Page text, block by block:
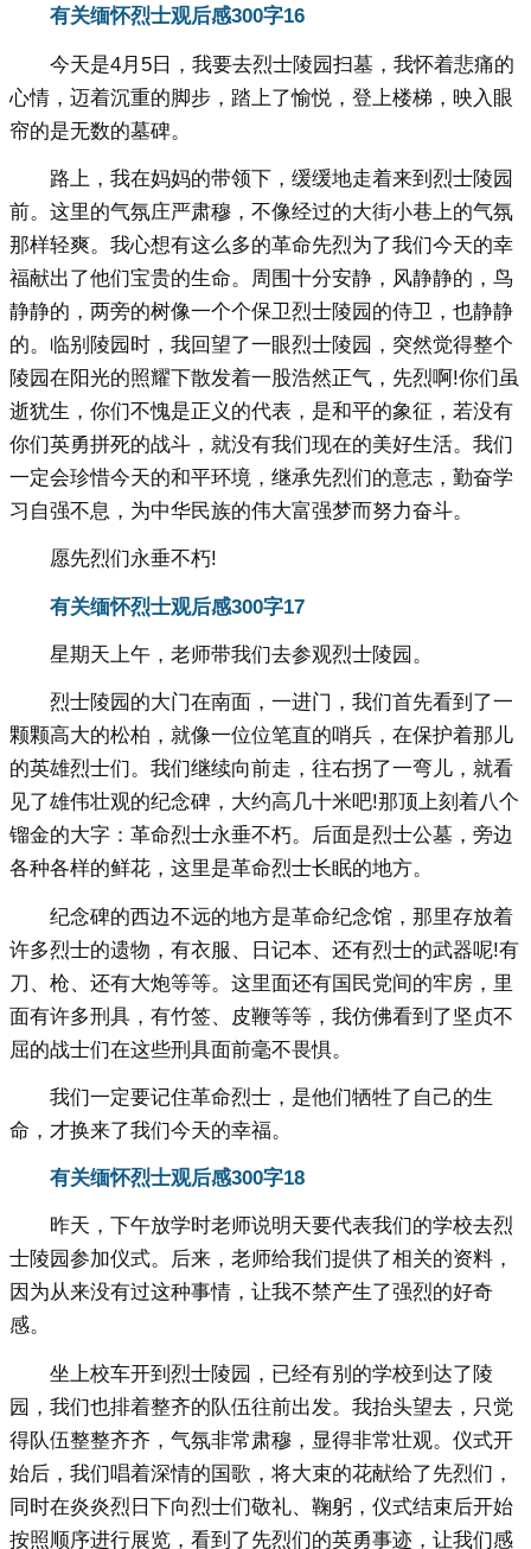
有关缅怀烈士观后感300字16
今天是4月5日，我要去烈士陵园扫墓，我怀着悲痛的
心情，迈着沉重的脚步，踏上了愉悦，登上楼梯，映入眼
帘的是无数的墓碑。
路上，我在妈妈的带领下，缓缓地走着来到烈士陵园
前。这里的气氛庄严肃穆，不像经过的大街小巷上的气氛
那样轻爽。我心想有这么多的革命先烈为了我们今天的幸
福献出了他们宝贵的生命。周围十分安静，风静静的，鸟
静静的，两旁的树像一个个保卫烈士陵园的侍卫，也静静
的。临别陵园时，我回望了一眼烈士陵园，突然觉得整个
陵园在阳光的照耀下散发着一股浩然正气，先烈啊!你们虽
逝犹生，你们不愧是正义的代表，是和平的象征，若没有
你们英勇拼死的战斗，就没有我们现在的美好生活。我们
一定会珍惜今天的和平环境，继承先烈们的意志，勤奋学
习自强不息，为中华民族的伟大富强梦而努力奋斗。
愿先烈们永垂不朽!
有关缅怀烈士观后感300字17
星期天上午，老师带我们去参观烈士陵园。
烈士陵园的大门在南面，一进门，我们首先看到了一
颗颗高大的松柏，就像一位位笔直的哨兵，在保护着那儿
的英雄烈士们。我们继续向前走，往右拐了一弯儿，就看
见了雄伟壮观的纪念碑，大约高几十米吧!那顶上刻着八个
镏金的大字：革命烈士永垂不朽。后面是烈士公墓，旁边
各种各样的鲜花，这里是革命烈士长眠的地方。
纪念碑的西边不远的地方是革命纪念馆，那里存放着
许多烈士的遗物，有衣服、日记本、还有烈士的武器呢!有
刀、枪、还有大炮等等。这里面还有国民党间的牢房，里
面有许多刑具，有竹签、皮鞭等等，我仿佛看到了坚贞不
屈的战士们在这些刑具面前毫不畏惧。
我们一定要记住革命烈士，是他们牺牲了自己的生
命，才换来了我们今天的幸福。
有关缅怀烈士观后感300字18
昨天，下午放学时老师说明天要代表我们的学校去烈
士陵园参加仪式。后来，老师给我们提供了相关的资料，
因为从来没有过这种事情，让我不禁产生了强烈的好奇
感。
坐上校车开到烈士陵园，已经有别的学校到达了陵
园，我们也排着整齐的队伍往前出发。我抬头望去，只觉
得队伍整整齐齐，气氛非常肃穆，显得非常壮观。仪式开
始后，我们唱着深情的国歌，将大束的花献给了先烈们，
同时在炎炎烈日下向烈士们敬礼、鞠躬，仪式结束后开始
按照顺序进行展览，看到了先烈们的英勇事迹，让我们感